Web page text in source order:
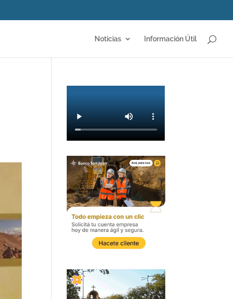
Noticias Información Útil